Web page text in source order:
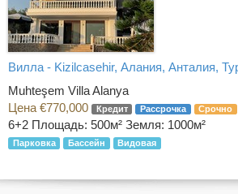
Вилла - Kizilcasehir, Алания, Анталия,
Muhteşem Villa Alanya
Цена €770,000
Кредит Рассрочка Срочно
6+2 Площадь: 500м² Земля: 1000м²
Парковка Бассейн Видовая